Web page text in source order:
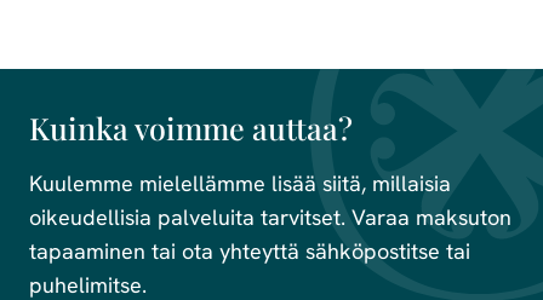
Kuinka voimme auttaa?
Kuulemme mielellämme lisää siitä, millaisia
oikeudellisia palveluita tarvitset. Varaa maksuton
tapaaminen tai ota yhteyttä sähköpostitse tai
puhelimitse.